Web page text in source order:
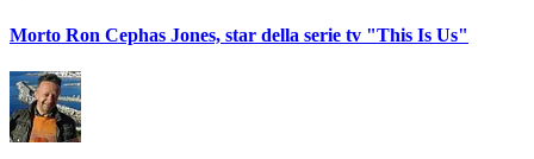
Morto Ron Cephas Jones, star della serie tv "This Is Us"